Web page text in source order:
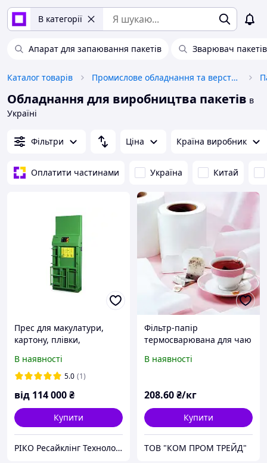
В категорії
Апарат для запаювання пакетів Зварювач
Каталог товарів Промислове обладнання та верстати
Обладнання для виробництва пакетів в
Україні
Фільтри Ціна Країна виробник
Оплатити частинами Україна Китай
Прес для макулатури,
картону, плівки,
RTV-5
В наявності
5.0 (1)
від 114 000₴
Купити
РІКО Ресайклінг Технолоджі
Фільтр-папір
термосварювана для чаю
16,5 г/м2
В наявності
208.60₴/кг
Купити
ТОВ "КОМ ПРОМ ТРЕЙД"